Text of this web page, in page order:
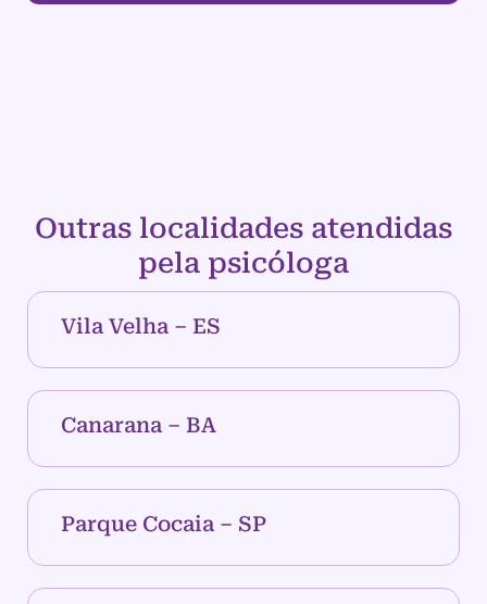
Outras localidades atendidas
pela psicóloga
Vila Velha – ES
Canarana – BA
Parque Cocaia – SP